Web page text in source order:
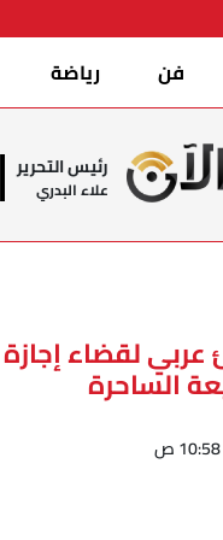
فن رياضة
رئيس التحرير
علاء البدري
الساحرة